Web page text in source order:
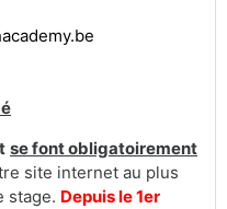
se font obligatoirement
site internet au plus
stage. Depuis le 1er